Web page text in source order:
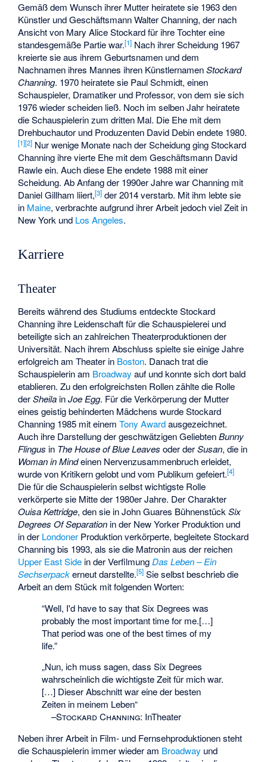
Gemäß dem Wunsch ihrer Mutter heiratete sie 1963 den
Künstler und Geschäftsmann Walter Channing, der nach
Ansicht von Mary Alice Stockard für ihre Tochter eine
standesgemäße Partie war.[1] Nach ihrer Scheidung 1967
kreierte sie aus ihrem Geburtsnamen und dem
Nachnamen ihres Mannes ihren KünstlernamenStockard
Channing. 1970 heiratete sie Paul Schmidt, einen
Schauspieler, Dramatiker und Professor, von dem sie sich
1976 wieder scheiden ließ. Noch im selben Jahr heiratete
die Schauspielerin zum dritten Mal. Die Ehe mit dem
Drehbuchautor und Produzenten David Debin endete 1980.
[1][2] Nur wenige Monate nach der Scheidung ging Stockard
Channing ihre vierte Ehe mit dem Geschäftsmann David
Rawle ein. Auch diese Ehe endete 1988 mit einer
Scheidung. Ab Anfang der 1990er Jahre war Channing mit
Daniel Gillham liiert,[3] der 2014 verstarb. Mit ihm lebte sie
in Maine, verbrachte aufgrund ihrer Arbeit jedoch viel Zeit in
New York und Los Angeles.
Karriere
Theater
Bereits während des Studiums entdeckte Stockard
Channing ihre Leidenschaft für die Schauspielerei und
beteiligte sich an zahlreichen Theaterproduktionen der
Universität. Nach ihrem Abschluss spielte sie einige Jahre
erfolgreich am Theater in Boston. Danach trat die
Schauspielerin am Broadway auf und konnte sich dort bald
etablieren. Zu den erfolgreichsten Rollen zählte die Rolle
derSheila inJoe Egg. Für die Verkörperung der Mutter
eines geistig behinderten Mädchens wurde Stockard
Channing 1985 mit einemTony Awardausgezeichnet.
Auch ihre Darstellung der geschwätzigen GeliebtenBunny
Flingus in The House of Blue Leaves oder derSusan, die in
Woman in Mindeinen Nervenzusammenbruch erleidet,
wurde von Kritikern gelobt und vom Publikum gefeiert.[4]
Die für die Schauspielerin selbst wichtigste Rolle
verkörperte sie Mitte der 1980er Jahre. Der Charakter
Ouisa Kettridge, den sie in John Guares BühnenstückSix
Degrees Of Separation in der New Yorker Produktion und
in der Londoner Produktion verkörperte, begleitete Stockard
Channing bis 1993, als sie die Matronin aus der reichen
Upper East Side in der VerfilmungDas Leben – Ein
Sechserpackerneut darstellte.[5] Sie selbst beschrieb die
Arbeit an dem Stück mit folgenden Worten:
“Well, I'd have to say that Six Degrees was
probably the most important time for me.[…]
That period was one of the best times of my
life.”
„Nun, ich muss sagen, dass Six Degrees
wahrscheinlich die wichtigste Zeit für mich war.
[…] Dieser Abschnitt war eine der besten
Zeiten in meinem Leben“
–Stockard Channing: InTheater
Neben ihrer Arbeit in Film- und Fernsehproduktionen steht
die Schauspielerin immer wieder am Broadway und